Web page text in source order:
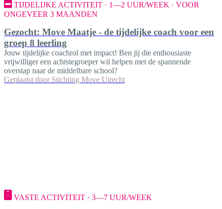
TIJDELIJKE ACTIVITEIT · 1—2 UUR/WEEK · VOOR
ONGEVEER 3 MAANDEN
Gezocht: Move Maatje - de tijdelijke coach voor een
groep 8 leerling
Jouw tijdelijke coachrol met impact! Ben jij die enthousiaste
vrijwilliger een achtstegroeper wil helpen met de spannende
overstap naar de middelbare school?
Geplaatst door Stichting Move Utrecht
VASTE ACTIVITEIT · 3—7 UUR/WEEK